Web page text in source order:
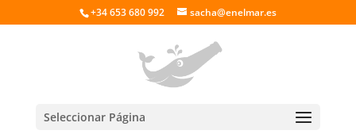
+34 653 680 992 sacha@enelmar.es
Seleccionar Página